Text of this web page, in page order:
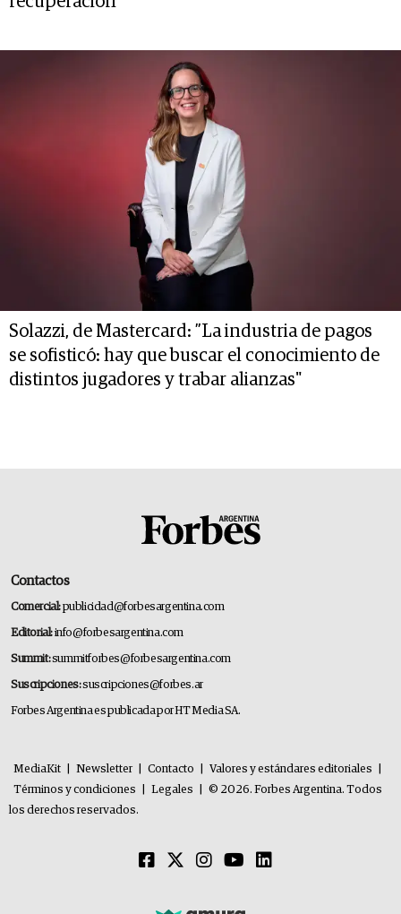
Solazzi, de Mastercard: ”La industria de pagos
se sofisticó: hay que buscar el conocimiento de
distintos jugadores y trabar alianzas"
Contactos
Comercial:publicidad@forbesargentina.com
Editorial:info@forbesargentina.com
Summit:summitforbes@forbesargentina.com
Suscripciones:suscripciones@forbes.ar
Forbes Argentina es publicada por HT Media SA.
MediaKit Newsletter Contacto Valores y estándares editoriales
Términos y condiciones
Legales
© 2026. Forbes Argentina. Todos
los derechos reservados.